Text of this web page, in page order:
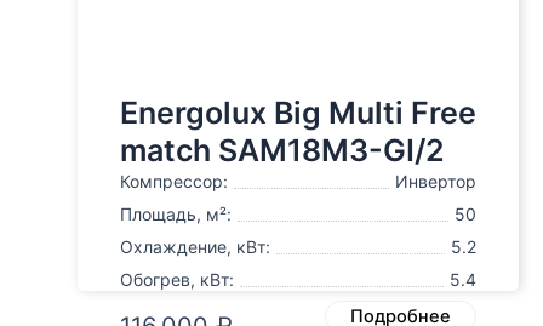
Energolux Big Multi Free
match SAM18M3-GI/2
Компрессор:
Инвертор
Площадь, м²:
50
Охлаждение, кВт:
5.2
Обогрев, кВт:
5.4
Подробнее